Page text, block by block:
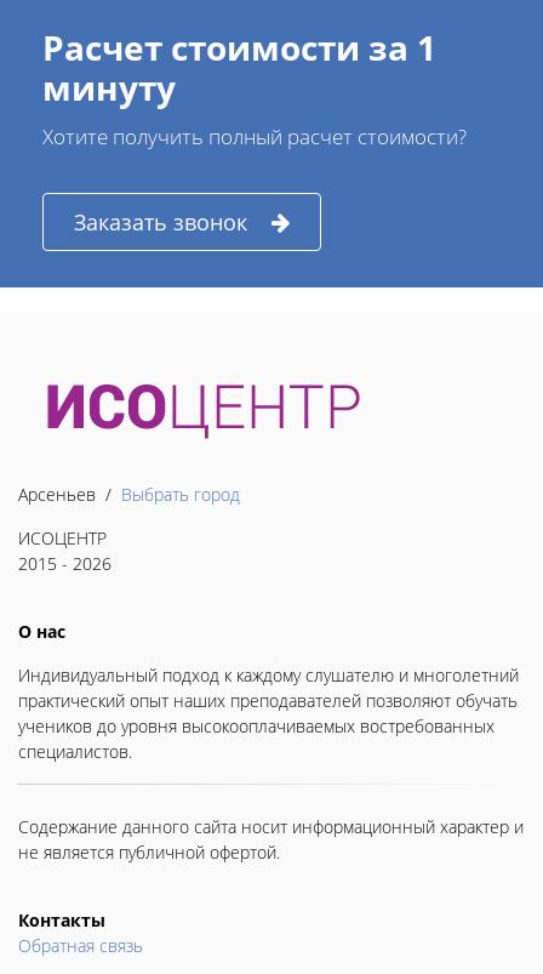
Расчет стоимости за 1
минуту
Хотите получить полный расчет стоимости?
Заказать звонок
Арсеньев / Выбрать город
ИСОЦЕНТР
2015 - 2026
О нас
Индивидуальный подход к каждому слушателю и многолетний
практический опыт наших преподавателей позволяют обучать
учеников до уровня высокооплачиваемых востребованных
специалистов.
Содержание данного сайта носит информационный характер и
не является публичной офертой.
Контакты
Обратная связь